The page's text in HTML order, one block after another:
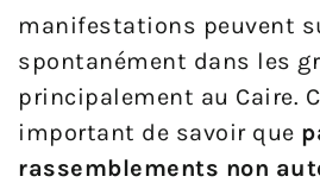
manifestations peuvent
spontanément dans les
principalement au Caire.
important de savoir que
rassemblements non